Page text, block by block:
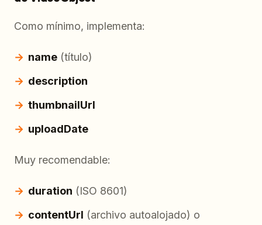
Como mínimo, implementa:
name (título)
description
thumbnailUrl
uploadDate
Muy recomendable:
duration (ISO 8601)
contentUrl (archivo autoalojado) o